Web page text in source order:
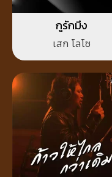
กูรักมึง
เสก โลโซ